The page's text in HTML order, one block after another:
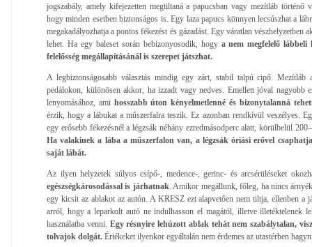
jogszabály, amely kifejezetten megtiltaná a papucsban vagy mezítláb történő
hogy minden esetben biztonságos is. Egy laza papucs könnyen lecsúszhat a
megakadályozhatja a pontos fékezést és gázadást. Egy váratlan vészhelyzetben
lehet. Ha egy baleset során bebizonyosodik, hogy a nem megfelelő
felelősség megállapításánál is szerepet játszhat.
A legbiztonságosabb választás mindig egy zárt, stabil talpú cipő. Mezítláb
pedálokon, különösen akkor, ha izzadt vagy nedves. Emellett jóval nagyobb
lenyomásához, ami hosszabb úton kényelmetlenné és bizonytalanná
érzik, hogy a lábukat a műszerfalra teszik. Ez azonban rendkívül veszélyes.
egy erősebb fékezésnél a légzsák néhány ezredmásodperc alatt, körülbelül
Ha valakinek a lába a műszerfalon van, a légzsák óriási erővel
saját lábát.
Az ilyen helyzetek súlyos csípő-, medence-, gerinc- és arcsérüléseket
egészségkárosodással is járhatnak . Amikor megállunk, főleg, ha nincs
egy kicsit az ablakot az autón. A KRESZ ezt alapvetően nem tiltja, ellenben a
arról, hogy a leparkolt autó ne indulhasson el magától, illetve illetéktelenek
használatba venni. Egy résnyire lehúzott ablak tehát nem szabálytalan,
tolvajok dolgát. Értékeket ilyenkor egyáltalán nem érdemes az utastérben